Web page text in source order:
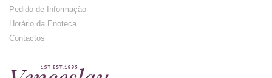
Pedido de Informação
Horário da Enoteca
Contactos